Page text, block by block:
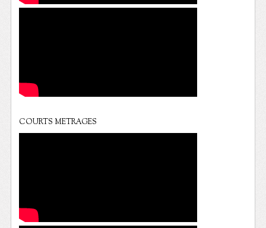
COURTS METRAGES